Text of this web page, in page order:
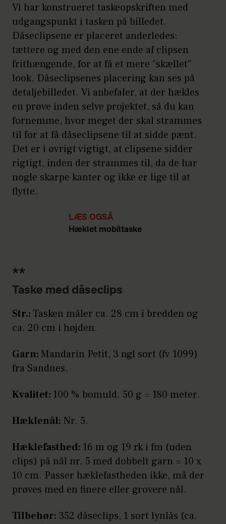
Vi har konstrueret taskeopskriften med
udgangspunkt i tasken på billedet.
Dåseclipsene er placeret anderledes:
tættere og med den ene ende af clipsen
frithængende, for at få et mere ”skællet”
look. Dåseclipsenes placering kan ses på
detaljebilledet. Vi anbefaler, at der hækles
en prøve inden selve projektet, så du kan
fornemme, hvor meget der skal strammes
til for at få dåseclipsene til at sidde pænt.
Det er i øvrigt vigtigt, at clipsene sidder
rigtigt, inden der strammes til, da de har
nogle skarpe kanter og ikke er lige til at
flytte.
LÆS OGSÅ
Hæklet mobiltaske
**
Taske med dåseclips
Str.:Tasken måler ca. 28 cm i bredden og
ca. 20 cm i højden.
Garn: Mandarin Petit, 3 ngl sort (fv 1099)
fra Sandnes.
Kvalitet: 100 % bomuld. 50 g = 180 meter.
Hæklenål: Nr. 5.
Hæklefasthed: 16 m og 19 rk i fm (uden
clips) på nål nr. 5 med dobbelt garn = 10 x
10 cm. Passer hæklefastheden ikke, må der
prøves med en finere eller grovere nål.
Tilbehør: 352 dåseclips, 1 sort lynlås (ca.